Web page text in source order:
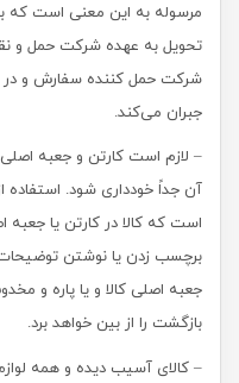
مرسوله به این معنی است که
تحویل به عهده شرکت حمل و
شرکت حمل کننده سفارش و در
جبران می‌‏کند.
– لازم است کارتن و جعبه
آن جداً خودداری شود. استفاده
است که کالا در کارتن یا جعبه
برچسب زدن یا نوشتن
جعبه اصلی کالا و یا پاره و
بازگشت را از بین خواهد برد.
– کالای آسیب دیده و همه